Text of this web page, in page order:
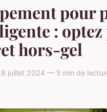
pour
:
hors-gel
juillet 2024 — 5 min de